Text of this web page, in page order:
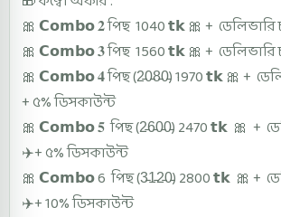
🎀 𝗖𝗼𝗺𝗯𝗼 𝟐 পিছ 1040 𝘁𝗸 🎀 + ডেলিভারি
🎀 𝗖𝗼𝗺𝗯𝗼 𝟑 পিছ 1560 𝘁𝗸 🎀 + ডেলিভারি
🎀 𝗖𝗼𝗺𝗯𝗼 𝟒 পিছ (2̵0̵8̵0̵) 1970 𝘁𝗸 🎀 +
+ ৫% ডিসকাউন্ট
🎀 𝗖𝗼𝗺𝗯𝗼 𝟓 পিছ (2̵6̵0̵0̵) 2470 𝘁𝗸 🎀 +
✈️+ ৫% ডিসকাউন্ট
🎀 𝗖𝗼𝗺𝗯𝗼 6 পিছ (3̵1̵2̵0̵) 2800 𝘁𝗸 🎀 +
✈️+ 10% ডিসকাউন্ট